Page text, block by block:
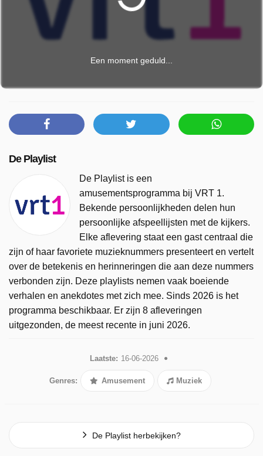
Een moment geduld...
De Playlist
De Playlist is een
amusementsprogramma bij VRT 1.
Bekende persoonlijkheden delen hun
persoonlijke afspeellijsten met de kijkers.
Elke aflevering staat een gast centraal die
zijn of haar favoriete muzieknummers presenteert en vertelt
over de betekenis en herinneringen die aan deze nummers
verbonden zijn. Deze playlists nemen vaak boeiende
verhalen en anekdotes met zich mee. Sinds 2026 is het
programma beschikbaar. Er zijn 8 afleveringen
uitgezonden, de meest recente in juni 2026.
Laatste: 16-06-2026
Genres: Amusement Muziek
De Playlist herbekijken?